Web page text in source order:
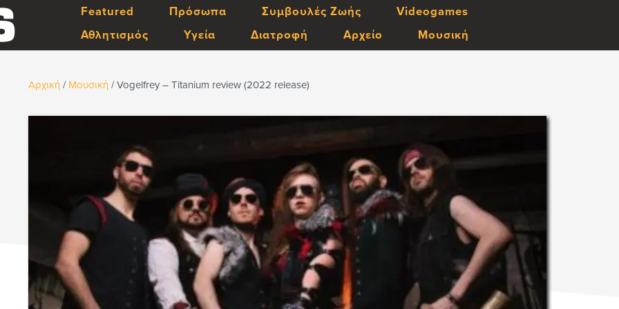
Featured Πρόσωπα Συμβουλές Ζωής
Videogames
Αθλητισμός
Υγεία Διατροφή Αρχείο Μουσική
Αρχική / Μουσική /Vogelfrey – Titanium review (2022 release)